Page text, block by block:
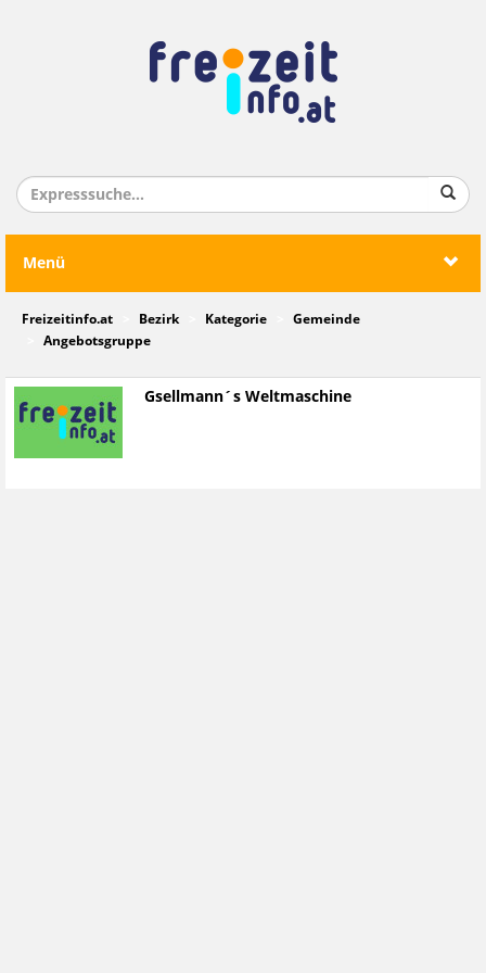
Menü
Freizeitinfo.at Bezirk Kategorie
Gemeinde
Angebotsgruppe
Gsellmann´s Weltmaschine